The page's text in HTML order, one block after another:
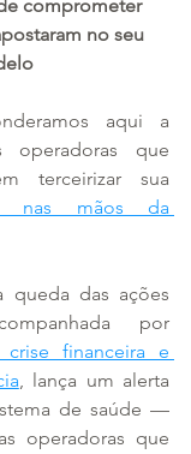
comprometer
no seu
aqui a
operadoras que
terceirizar sua
nas mãos da
queda das ações
crise financeira e
, lança um alerta
de saúde —
operadoras que